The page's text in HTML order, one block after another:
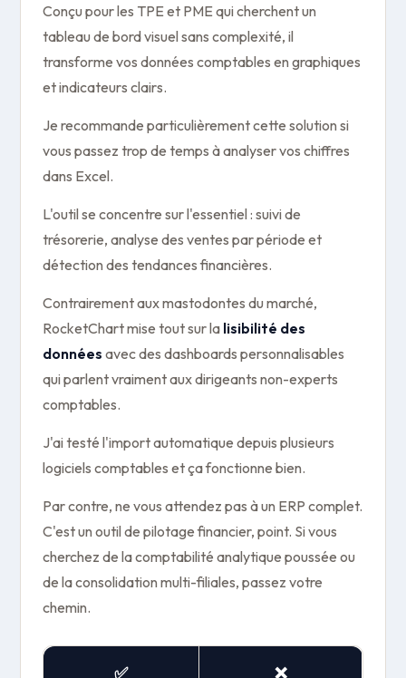
Conçu pour les TPE et PME qui cherchent un
tableau de bord visuel sans complexité, il
transforme vos données comptables en graphiques
et indicateurs clairs.
Je recommande particulièrement cette solution si
vous passez trop de temps à analyser vos chiffres
dans Excel.
L'outil se concentre sur l'essentiel : suivi de
trésorerie, analyse des ventes par période et
détection des tendances financières.
Contrairement aux mastodontes du marché,
RocketChart mise tout sur la lisibilité des
données avec des dashboards personnalisables
qui parlent vraiment aux dirigeants non-experts
comptables.
J'ai testé l'import automatique depuis plusieurs
logiciels comptables et ça fonctionne bien.
Par contre, ne vous attendez pas à un ERP complet.
C'est un outil de pilotage financier, point. Si vous
cherchez de la comptabilité analytique poussée ou
de la consolidation multi-filiales, passez votre
chemin.
✅
❌